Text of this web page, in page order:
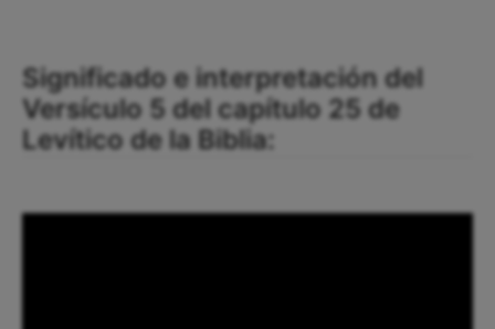
Significado e interpretación del
Versículo 5 del capítulo 25 de
Levítico de la Biblia: